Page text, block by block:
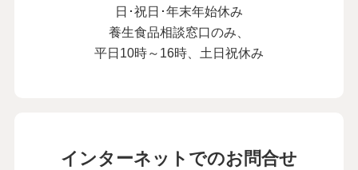
日･祝日･年末年始休み
養生食品相談窓口のみ、
平日10時～16時、土日祝休み
インターネットでのお問合せ